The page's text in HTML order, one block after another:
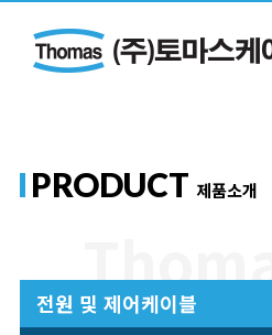
PRODUCT 제품소개
전원 및 제어케이블